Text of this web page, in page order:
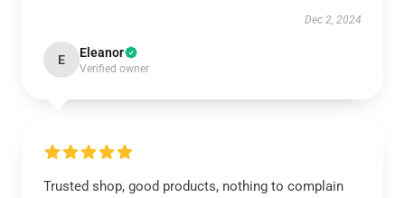
Dec 2, 2024
E Eleanor
Verified owner
Trusted shop, good products, nothing to complain